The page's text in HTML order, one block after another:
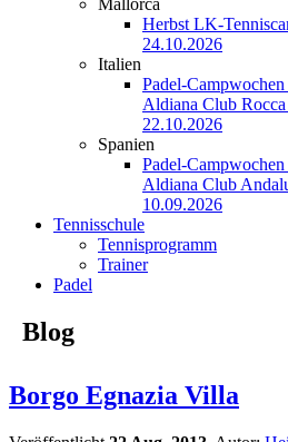
Mallorca
Herbst LK-
24.10.2026
Italien
Padel-
Aldiana Club
22.10.2026
Spanien
Padel-
Aldiana Club
10.09.2026
Tennisschule
Tennisprogramm
Trainer
Padel
Blog
Borgo Egnazia Villa